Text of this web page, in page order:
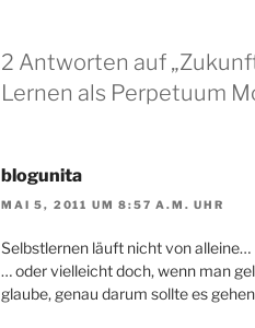
2 Antworten auf
Lernen als Perpetuum
blogunita
MAI 5, 2011 UM 8:57 A.M. UHR
Selbstlernen läuft nicht von alleine…
… oder vielleicht doch, wenn man
glaube, genau darum sollte es